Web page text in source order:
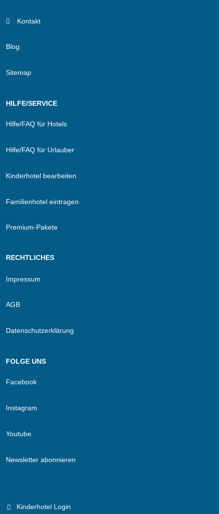
Kontakt
Blog
Sitemap
HILFE/SERVICE
Hilfe/FAQ für Hotels
Hilfe/FAQ für Urlauber
Kinderhotel bearbeiten
Familienhotel eintragen
Premium-Pakete
RECHTLICHES
Impressum
AGB
Datenschutzerklärung
FOLGE UNS
Facebook
Instagram
Youtube
Newsletter abonnieren
Kinderhotel Login